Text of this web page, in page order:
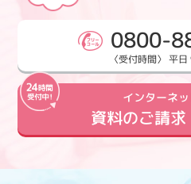
0800-
〈受付時間〉 平
インターネ
資料のご請